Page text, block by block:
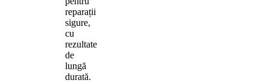
reparații
sigure,
cu
rezultate
de
lungă
durată.